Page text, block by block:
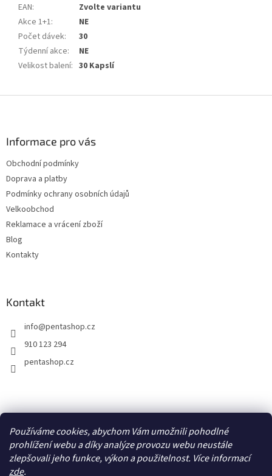
Používáme cookies, abychom Vám umožnili pohodlné
prohlížení webu a díky analýze provozu webu neustále
zlepšovali jeho funkce, výkon a použitelnost. Více informací
zde.
EAN:
Zvolte variantu
Akce 1+1:
NE
Počet dávek:
30
Týdenní akce:
NE
Velikost balení: 30 Kapslí
Informace pro vás
Obchodní podmínky
Doprava a platby
Podmínky ochrany osobních údajů
Velkoobchod
Reklamace a vrácení zboží
Blog
Kontakty
Kontakt
info@pentashop.cz
910 123 294
pentashop.cz